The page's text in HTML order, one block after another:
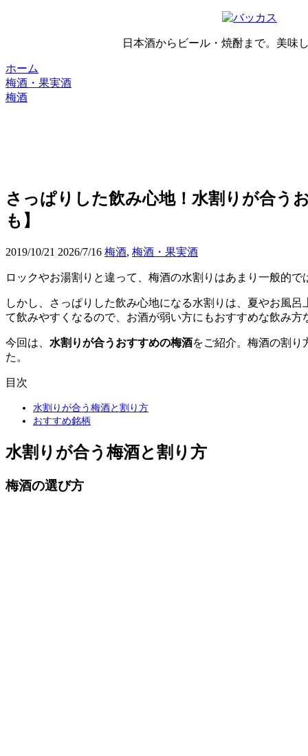
日本酒からビール・焼酎まで。美味
ホーム
梅酒・果実酒
梅酒
さっぱりした飲み心地！水割りが合う
も】
2019/10/21 2026/7/16 梅酒, 梅酒・果実酒
ロックやお湯割りと違って、梅酒の水割りはあまり一般的で
しかし、さっぱりした飲み心地になる水割りは、夏やお風
て飲みやすくなるので、お酒が弱い方にもおすすめな飲み方
今回は、 水割りが合うおすすめの梅酒をご紹介。梅酒の割り
た。
目次
水割りが合う梅酒と割り方
おすすめ銘柄
水割りが合う梅酒と割り方
梅酒の選び方